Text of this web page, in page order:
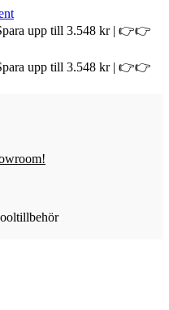
upp till 3.548 kr | 👉👉
upp till 3.548 kr | 👉👉